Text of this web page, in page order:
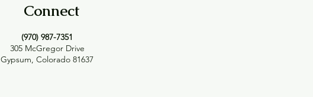
Connect
(970) 987-7351
305 McGregor Drive
Gypsum, Colorado 81637